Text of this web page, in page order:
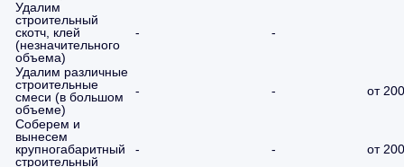
Удалим
строительный
скотч, клей
(незначительного
объема)
- -
Удалим различные
строительные
смеси (в большом
объеме)
- - от
Соберем и
вынесем
крупногабаритный
строительный
- - от